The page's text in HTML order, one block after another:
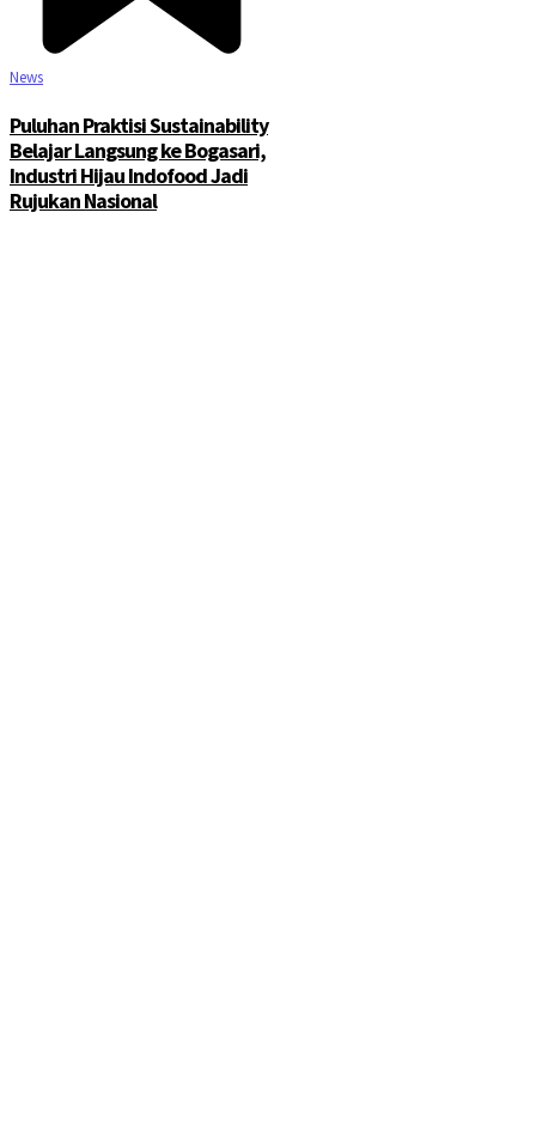
News
Puluhan Praktisi Sustainability
Belajar Langsung ke Bogasari,
Industri Hijau Indofood Jadi
Rujukan Nasional